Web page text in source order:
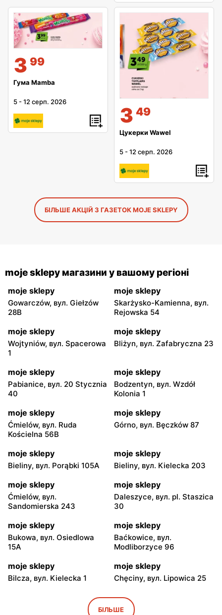
3 99
Гума Mamba
5 -12 серп. 2026
3 49
Цукерки Wawel
5 -12 серп. 2026
БІЛЬШЕ АКЦІЙ З ГАЗЕТОК MOJE SKLEPY
moje sklepy магазини у вашому регіоні
moje sklepy
Gowarczów, вул. Giełzów
28B
moje sklepy
Skarżysko-Kamienna, вул.
Rejowska 54
moje sklepy
Wojtyniów, вул. Spacerowa
1
moje sklepy
Bliżyn, вул. Zafabryczna 23
moje sklepy
Pabianice, вул. 20 Stycznia
40
moje sklepy
Bodzentyn, вул. Wzdół
Kolonia 1
moje sklepy
Ćmielów, вул. Ruda
Kościelna 56B
moje sklepy
Górno, вул. Bęczków 87
moje sklepy
Bieliny, вул. Porąbki 105A
moje sklepy
Bieliny, вул. Kielecka 203
moje sklepy
Ćmielów, вул.
Sandomierska 243
moje sklepy
Daleszyce, вул. pl. Staszica
30
moje sklepy
Bukowa, вул. Osiedlowa
15A
moje sklepy
Baćkowice, вул.
Modliborzyce 96
moje sklepy
Bilcza, вул. Kielecka 1
moje sklepy
Chęciny, вул. Lipowica 25
Iwaniska, вул. Ujazdowska
moje sklepy
Bogoria, вул. Rynek 30
БІЛЬШЕ